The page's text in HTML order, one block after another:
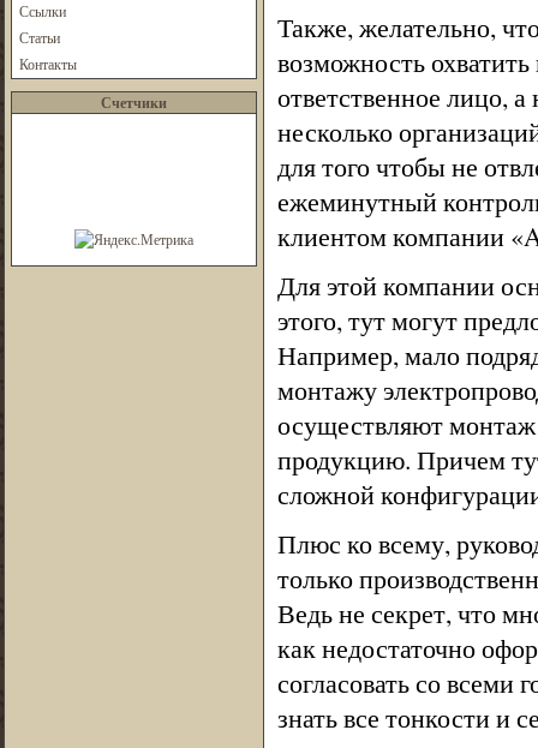
Ссылки
Статьи
Контакты
Счетчики
Также, желательно,
возможность
ответственное лицо,
несколько
для того чтобы не
ежеминутный
клиентом компании
Для этой компании
этого, тут могут
Например, мало
монтажу
осуществляют
продукцию. Причем
сложной
Плюс ко всему,
только
Ведь не секрет, что
как недостаточно
согласовать со всеми
знать все тонкости и